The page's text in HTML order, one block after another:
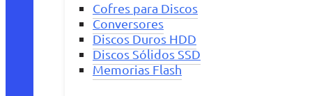
Cofres para Discos
Conversores
Discos Duros HDD
Discos Sólidos SSD
Memorias Flash